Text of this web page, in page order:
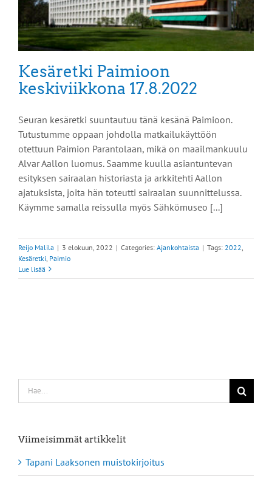
Kesäretki Paimioon
keskiviikkona 17.8.2022
Seuran kesäretki suuntautuu tänä kesänä Paimioon.
Tutustumme oppaan johdolla matkailukäyttöön
otettuun Paimion Parantolaan, mikä on maailmankuulu
Alvar Aallon luomus. Saamme kuulla asiantuntevan
esityksen sairaalan historiasta ja arkkitehti Aallon
ajatuksista, joita hän toteutti sairaalan suunnittelussa.
Käymme samalla reissulla myös Sähkömuseo [...]
Reijo Malila | 3 elokuun, 2022 | Categories: Ajankohtaista | Tags: 2022
Kesäretki Paimio
Lue lisää
Etsi
...
Viimeisimmät artikkelit
Tapani Laaksonen muistokirjoitus